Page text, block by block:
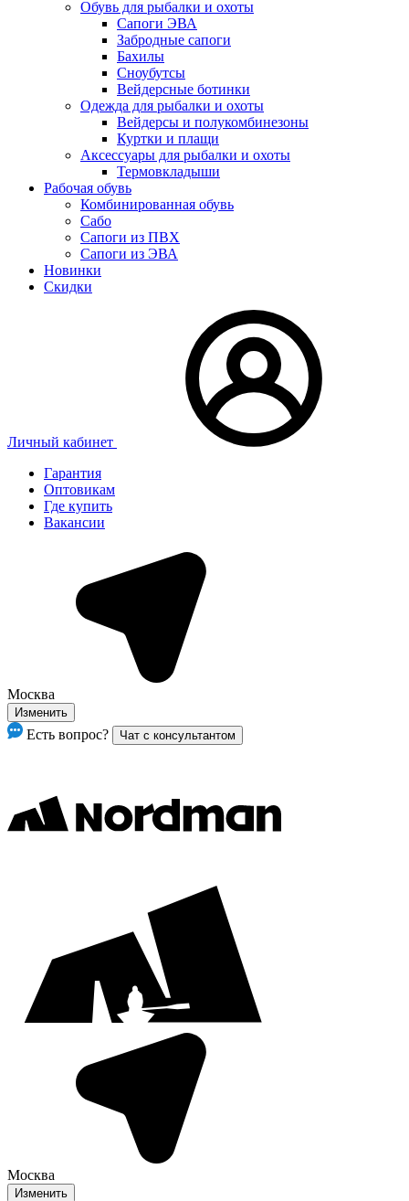
Обувь для рыбалки и охоты
Сапоги ЭВА
Забродные сапоги
Бахилы
Сноубутсы
Вейдерсные ботинки
Одежда для рыбалки и охоты
Вейдерсы и полукомбинезоны
Куртки и плащи
Аксессуары для рыбалки и охоты
Термовкладыши
Рабочая обувь
Комбинированная обувь
Сабо
Сапоги из ПВХ
Сапоги из ЭВА
Новинки
Скидки
Личный кабинет
Гарантия
Оптовикам
Где купить
Вакансии
Москва
Изменить
Есть вопрос? Чат с консультантом
Москва
Изменить